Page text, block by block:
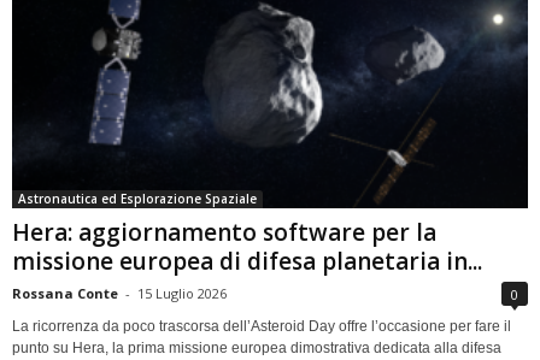
Astronautica ed Esplorazione Spaziale
Hera: aggiornamento software per la
missione europea di difesa planetaria in...
Rossana Conte - 15 Luglio 2026 0
La ricorrenza da poco trascorsa dell’Asteroid Day offre l’occasione per fare il
punto su Hera, la prima missione europea dimostrativa dedicata alla difesa